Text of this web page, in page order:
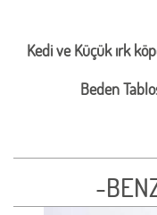
Kedi ve Küçük ırk
Beden
-